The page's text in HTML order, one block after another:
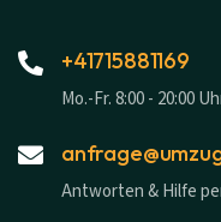
+41715881169
Mo.-Fr. 8:00 - 20:00
Antworten & Hilfe